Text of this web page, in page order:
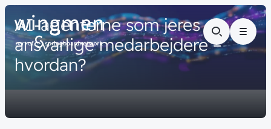
Menu
AI-agenterne som jeres
ansvarlige medarbejdere –
hvordan?